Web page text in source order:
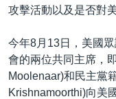
攻擊活動以及是否對
今年8月13日，美國
會的兩位共同主席，
Moolenaar)和民主黨
Krishnamoorthi)向美